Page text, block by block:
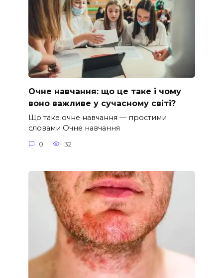
Очне навчання: що це таке і чому
воно важливе у сучасному світі?
Що таке очне навчання — простими
словами Очне навчання
0 32